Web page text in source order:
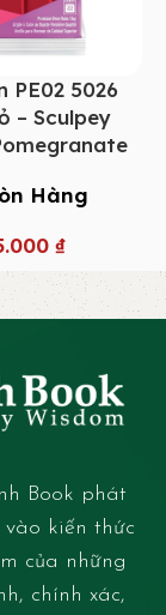
PE02 5026
– Sculpey
Hàng
₫
Book phát
kiến thức
của những
chính xác,